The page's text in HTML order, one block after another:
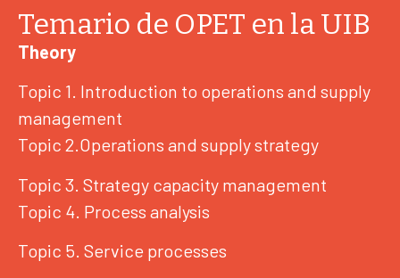
Temario de OPET en la UIB
Theory
Topic 1. Introduction to operations and supply
management
Topic 2.Operations and supply strategy
Topic 3. Strategy capacity management
Topic 4. Process analysis
Topic 5. Service processes